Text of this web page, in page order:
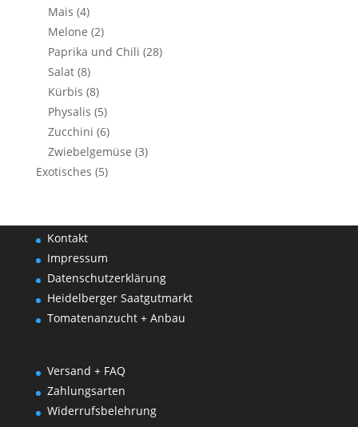
Mais (4)
Melone (2)
Paprika und Chili (28)
Salat (8)
Kürbis (8)
Physalis (5)
Zucchini (6)
Zwiebelgemüse (3)
Exotisches (5)
Kontakt
Impressum
Datenschutzerklärung
Heidelberger Saatgutmarkt
Tomatenanzucht + Anbau
Versand + FAQ
Zahlungsarten
Widerrufsbelehrung